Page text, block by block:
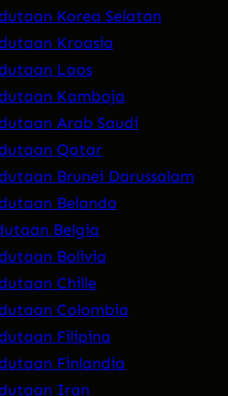
Korea Selatan
Kroasia
Laos
Kamboja
Arab Saudi
Qatar
Brunei Darussalam
Belanda
Belgia
Bolivia
Chille
Colombia
Filipina
Finlandia
Iran